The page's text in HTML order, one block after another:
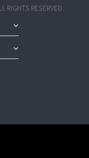
RIGHTS RESERVED.